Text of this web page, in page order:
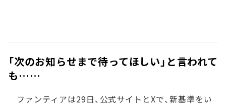
「次のお知らせまで待ってほしい」と言われて
も……
ファンティアは29日、公式サイトとXで、新基準をい